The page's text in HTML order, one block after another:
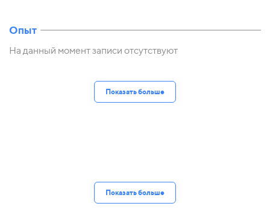
Опыт
На данный момент записи отсутствуют
Показать больше
Показать больше